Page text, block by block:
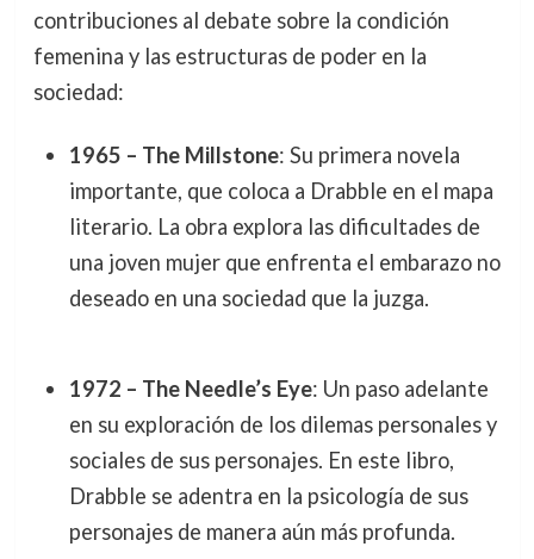
contribuciones al debate sobre la condición
femenina y las estructuras de poder en la
sociedad:
1965 – The Millstone: Su primera novela
importante, que coloca a Drabble en el mapa
literario. La obra explora las dificultades de
una joven mujer que enfrenta el embarazo no
deseado en una sociedad que la juzga.
1972 – The Needle’s Eye: Un paso adelante
en su exploración de los dilemas personales y
sociales de sus personajes. En este libro,
Drabble se adentra en la psicología de sus
personajes de manera aún más profunda.